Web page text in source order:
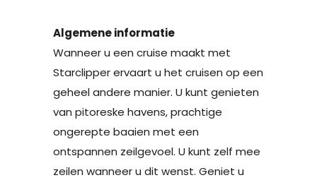
Algemene informatie
Wanneer u een cruise maakt met
Starclipper ervaart u het cruisen op een
geheel andere manier. U kunt genieten
van pitoreske havens, prachtige
ongerepte baaien met een
ontspannen zeilgevoel. U kunt zelf mee
zeilen wanneer u dit wenst. Geniet u